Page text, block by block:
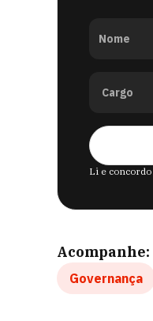
Nome
Li e concordo
Acompanhe:
Governança